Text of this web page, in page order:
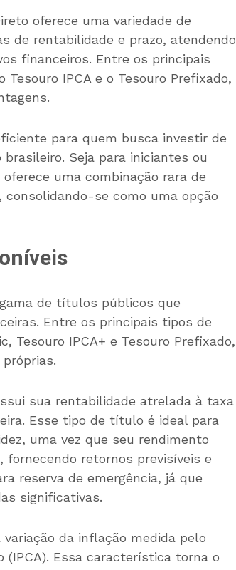
oferece uma variedade de
de rentabilidade e prazo, atendendo
financeiros. Entre os principais
IPCA e o Tesouro Prefixado,
para quem busca investir de
Seja para iniciantes ou
uma combinação rara de
se como uma opção
de títulos públicos que
Entre os principais tipos de
Tesouro IPCA+ e Tesouro Prefixado,
sua rentabilidade atrelada à taxa
Esse tipo de título é ideal para
uma vez que seu rendimento
retornos previsíveis e
reserva de emergência, já que
significativas.
da inflação medida pelo
(IPCA). Essa característica torna o